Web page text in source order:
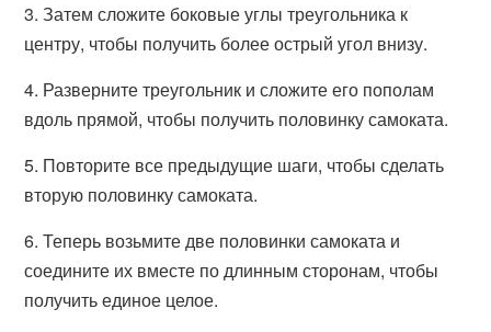
3. Затем сложите боковые углы треугольника к
центру, чтобы получить более острый угол внизу.
4. Разверните треугольник и сложите его пополам
вдоль прямой, чтобы получить половинку самоката.
5. Повторите все предыдущие шаги, чтобы сделать
вторую половинку самоката.
6. Теперь возьмите две половинки самоката и
соедините их вместе по длинным сторонам, чтобы
получить единое целое.